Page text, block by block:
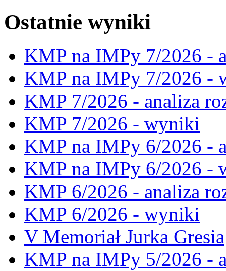
Ostatnie wyniki
KMP na IMPy 7/2026 -
KMP na IMPy 7/2026 -
KMP 7/2026 - analiza
KMP 7/2026 - wyniki
KMP na IMPy 6/2026 -
KMP na IMPy 6/2026 -
KMP 6/2026 - analiza
KMP 6/2026 - wyniki
V Memoriał Jurka Gresia
KMP na IMPy 5/2026 -